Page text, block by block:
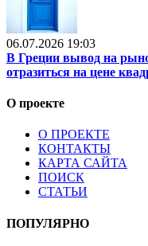
06.07.2026 19:03
В Греции вывод на
отразиться на цене
О проекте
О ПРОЕКТЕ
КОНТАКТЫ
КАРТА САЙТА
ПОИСК
СТАТЬИ
ПОПУЛЯРНО